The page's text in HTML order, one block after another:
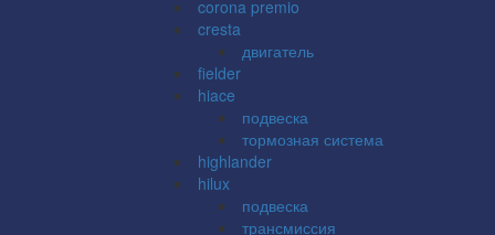
corona premio
cresta
двигатель
fielder
hiace
подвеска
тормозная система
highlander
hilux
подвеска
трансмиссия